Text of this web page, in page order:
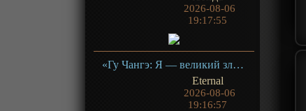
2026-08-06
19:17:55
«Гу Чангэ: Я — великий злодей Небесной Судьбы» ТВ-1
Eternal
2026-08-06
19:16:57